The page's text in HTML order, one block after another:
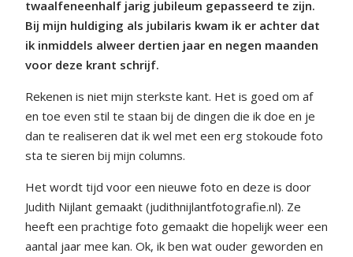
twaalfeneenhalf jarig jubileum gepasseerd te zijn.
Bij mijn huldiging als jubilaris kwam ik er achter dat
ik inmiddels alweer dertien jaar en negen maanden
voor deze krant schrijf.
Rekenen is niet mijn sterkste kant. Het is goed om af
en toe even stil te staan bij de dingen die ik doe en je
dan te realiseren dat ik wel met een erg stokoude foto
sta te sieren bij mijn columns.
Het wordt tijd voor een nieuwe foto en deze is door
Judith Nijlant gemaakt (judithnijlantfotografie.nl). Ze
heeft een prachtige foto gemaakt die hopelijk weer een
aantal jaar mee kan. Ok, ik ben wat ouder geworden en